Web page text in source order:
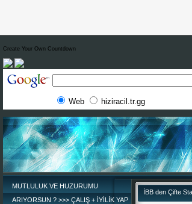
Create Your Own Countdown
Web hiziracil.tr.gg
MUTLULUK VE HUZURUMU
ARIYORSUN ? >>> ÇALIŞ + İYİLİK YAP
İBB den Çifte